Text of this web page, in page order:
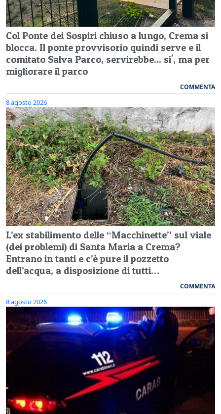
Col Ponte dei Sospiri chiuso a lungo, Crema si
blocca. Il ponte provvisorio quindi serve e il
comitato Salva Parco, servirebbe... si', ma per
migliorare il parco
COMMENTA
8 agosto 2026
L’ex stabilimento delle “Macchinette” sul viale
(dei problemi) di Santa Maria a Crema?
Entrano in tanti e c’è pure il pozzetto
dell’acqua, a disposizione di tutti…
COMMENTA
8 agosto 2026